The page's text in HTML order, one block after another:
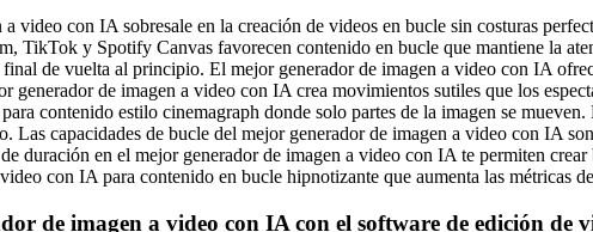
video con IA sobresale en la creación de videos en bucle sin costuras
TikTok y Spotify Canvas favorecen contenido en bucle que mantiene la
de vuelta al principio. El mejor generador de imagen a video con IA
generador de imagen a video con IA crea movimientos sutiles que los
contenido estilo cinemagraph donde solo partes de la imagen se
Las capacidades de bucle del mejor generador de imagen a video con IA
duración en el mejor generador de imagen a video con IA te permiten
con IA para contenido en bucle hipnotizante que aumenta las métricas
de imagen a video con IA con el software de edición de